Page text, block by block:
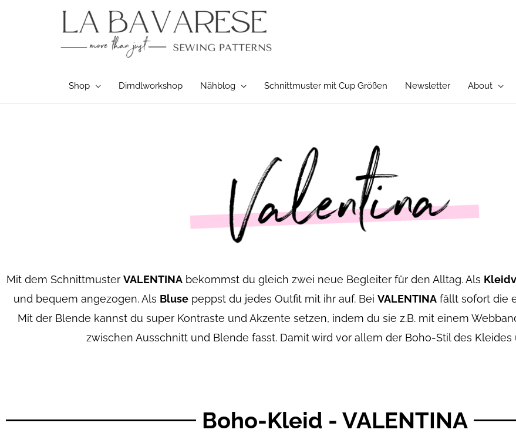
Shop Dirndlworkshop Nähblog Schnittmuster mit Cup Größen Newsletter About
Mit dem Schnittmuster VALENTINAbekommst du gleich zwei neue Begleiter für den Alltag. Als
und bequem angezogen. Als Blusepeppst du jedes Outfit mit ihr auf. Bei VALENTINAfällt sofort die
Mit der Blende kannst du super Kontraste und Akzente setzen, indem du sie z.B. mit einem
zwischen Ausschnitt und Blende fasst. Damit wird vor allem der Boho-Stil des Kleides
Boho-Kleid - VALENTINA